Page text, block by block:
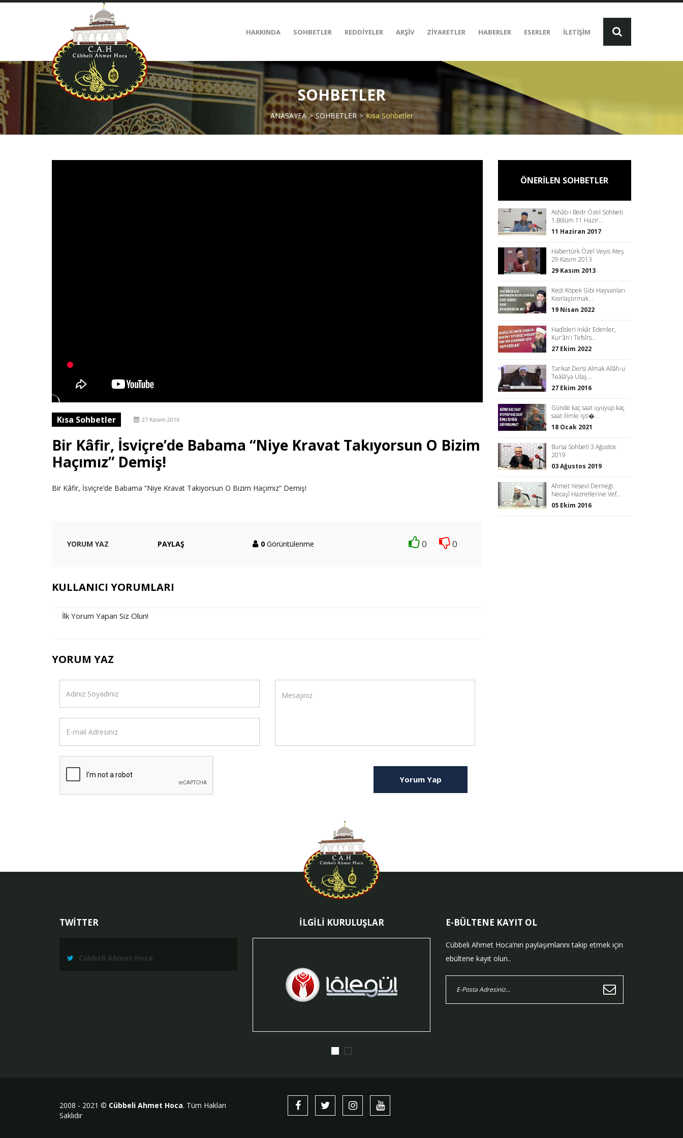
HAKKINDA SOHBETLER REDDİYELER ARŞİV ZİYARETLER HABERLER ESERLER İLETİŞİM
SOHBETLER
ANASAYFA SOHBETLER Kısa Sohbetler
Kısa Sohbetler 27 Kasım 2016
Bir Kâfir, İsviçre’de Babama “Niye Kravat Takıyorsun O Bizim
Haçımız” Demiş!
Bir Kâfir, İsviçre’de Babama “Niye Kravat Takıyorsun O Bizim Haçımız” Demiş!
YORUM YAZ PAYLAŞ 0 Görüntülenme 0 0
KULLANICI YORUMLARI
İlk Yorum Yapan Siz Olun!
YORUM YAZ
Yorum Yap
ÖNERİLEN SOHBETLER
Ashâb-ı Bedr Özel Sohbeti
1.Bölüm 11 Hazir...
11 Haziran 2017
Habertürk Özel Veyis Ateş
29 Kasım 2013
29 Kasım 2013
Kedi Köpek Gibi Hayvanları
Kısırlaştırmak...
19 Nisan 2022
Hadîsleri İnkâr Edenler,
Kur'ân'ı Tefsîrs...
27 Ekim 2022
Tarikat Dersi Almak Allâh-u
Teâlâ’ya Ulaş...
27 Ekim 2016
Günde kaç saat uyuyup kaç
saat ilimle işti�...
18 Ocak 2021
Bursa Sohbeti 3 Ağustos
2019
03 Ağustos 2019
Ahmet Yesevi Derneği
Necaşî Hazretlerine Vef...
05 Ekim 2016
TWİTTER
Cübbeli Ahmet Hoca
İLGİLİ KURULUŞLAR E-BÜLTENE KAYIT OL
Cübbeli Ahmet Hoca’nın paylaşımlarını takip etmek için
ebültene kayıt olun..
2008 - 2021 © Cübbeli Ahmet Hoca. Tüm Hakları
Saklıdır